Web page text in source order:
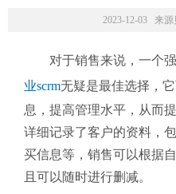
2023-12-03 来源
对于销售来说，一个
业scrm无疑是最佳选择，
息，提高管理水平，从而
详细记录了客户的资料，
买信息等，销售可以根据
且可以随时进行删减。